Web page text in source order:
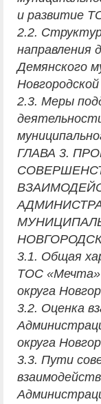
и развитие
2.2.
направления
Демянского
2.3. Меры
ГЛАВА 3.
3.1. Общая
ТОС «Мечта»
округа
3.2. Оценка
округа
3.3. Пути